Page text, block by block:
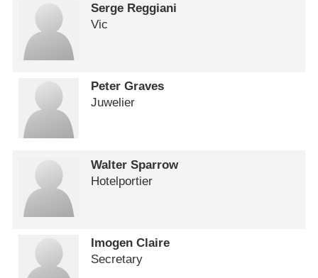
Serge Reggiani
Vic
Peter Graves
Juwelier
Walter Sparrow
Hotelportier
Imogen Claire
Secretary